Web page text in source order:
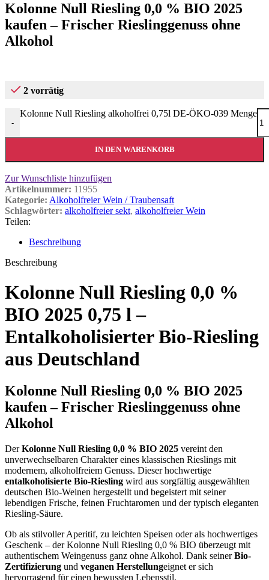
Kolonne Null Riesling 0,0 % BIO 2025
kaufen – Frischer Rieslinggenuss ohne
Alkohol
2 vorrätig
-
Kolonne Null Riesling alkoholfrei 0,75l DE-ÖKO-039 Menge
IN DEN WARENKORB
Zur Wunschliste hinzufügen
Artikelnummer: 11955
Kategorie: Alkoholfreier Wein / Traubensaft
Schlagwörter: alkoholfreier sekt, alkoholfreier Wein
Teilen:
Beschreibung
Beschreibung
Kolonne Null Riesling 0,0 %
BIO 2025 0,75 l –
Entalkoholisierter Bio-Riesling
aus Deutschland
Kolonne Null Riesling 0,0 % BIO 2025
kaufen – Frischer Rieslinggenuss ohne
Alkohol
DerKolonne Null Riesling 0,0 % BIO 2025 vereint den
unverwechselbaren Charakter eines klassischen Rieslings mit
modernem, alkoholfreiem Genuss. Dieser hochwertige
entalkoholisierte Bio-Riesling wird aus sorgfältig ausgewählten
deutschen Bio-Weinen hergestellt und begeistert mit seiner
lebendigen Frische, feinen Fruchtaromen und der typisch eleganten
Riesling-Säure.
Ob als stilvoller Aperitif, zu leichten Speisen oder als hochwertiges
Geschenk – der Kolonne Null Riesling 0,0 % BIO überzeugt mit
authentischem Weingenuss ganz ohne Alkohol. Dank seinerBio-
Zertifizierung und veganen Herstellungeignet er sich
hervorragend für einen bewussten Lebensstil.